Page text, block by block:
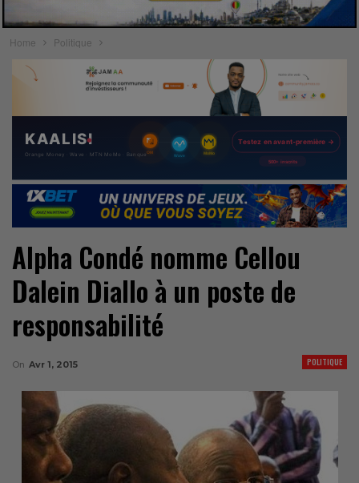
Home Politique
Alpha Condé nomme Cellou
Dalein Diallo à un poste de
responsabilité
POLITIQUE
On Avr 1, 2015